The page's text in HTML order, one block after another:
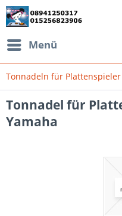
Menü
Tonnadeln für Plattenspieler
Tonnadel für
Yamaha